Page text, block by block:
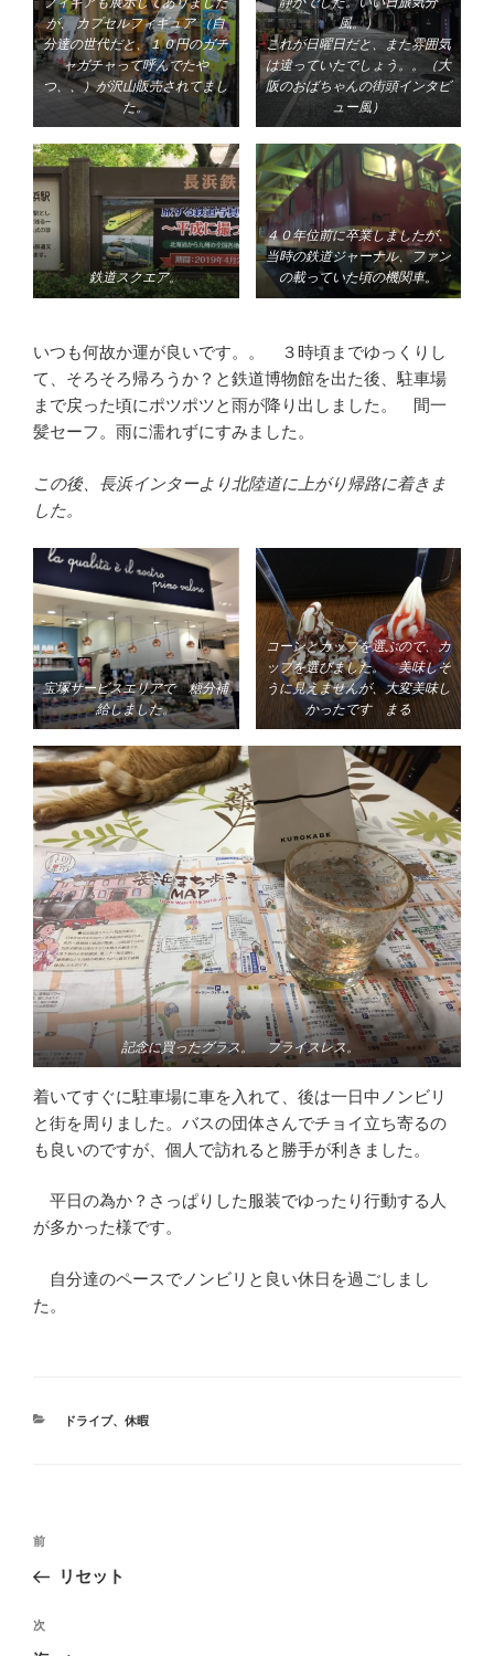
が、 カプセルフィギュア （自
分達の世代だと、１０円のガチ
ャガチャって呼んでたや
つ、、）が沢山販売されてまし
た。
風。）
これが日曜日だと、また雰囲気
は違っていたでしょう。。（大
阪のおばちゃんの街頭インタビ
ュー風）
鉄道スクエア。
４０年位前に卒業しましたが、
当時の鉄道ジャーナル、ファン
の載っていた頃の機関車。
いつも何故か運が良いです。。 ３時頃までゆっくりし
て、そろそろ帰ろうか？と鉄道博物館を出た後、駐車場
まで戻った頃にポツポツと雨が降り出しました。 間一
髪セーフ。雨に濡れずにすみました。
この後、長浜インターより北陸道に上がり帰路に着きま
した。
宝塚サービスエリアで 糖分補
給しました。
コーンとカップを選ぶので、カ
ップを選びました。 美味しそ
うに見えませんが、大変美味し
かったです まる
記念に買ったグラス。 プライスレス。
着いてすぐに駐車場に車を入れて、後は一日中ノンビリ
と街を周りました。バスの団体さんでチョイ立ち寄るの
も良いのですが、個人で訪れると勝手が利きました。
平日の為か？さっぱりした服装でゆったり行動する人
が多かった様です。
自分達のペースでノンビリと良い休日を過ごしまし
た。
カドライブ、 休暇
投
ナ
ビ
前
の
稿
前
リセット
次
次